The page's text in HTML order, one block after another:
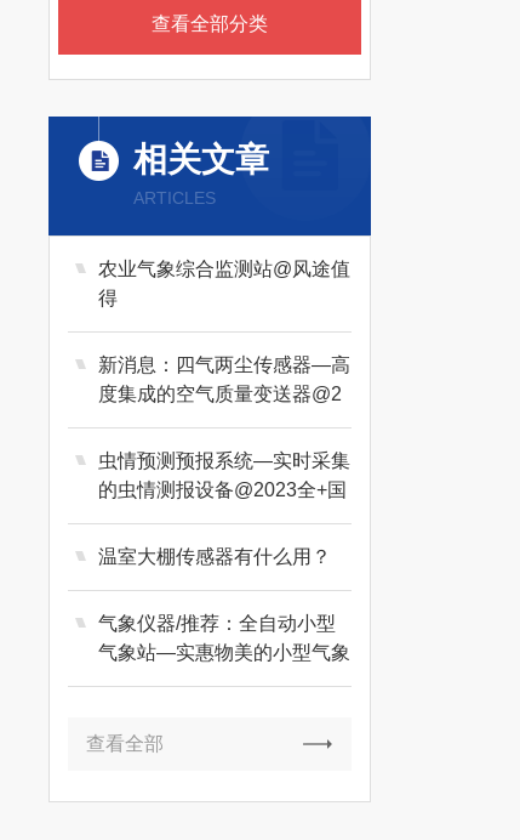
查看全部分类
相关文章
ARTICLES
农业气象综合监测站@风途值
得
新消息：四气两尘传感器—高
度集成的空气质量变送器@2
023动态已更新
虫情预测预报系统—实时采集
的虫情测报设备@2023全+国
+发+货
温室大棚传感器有什么用？
气象仪器/推荐：全自动小型
气象站—实惠物美的小型气象
监测系统
查看全部